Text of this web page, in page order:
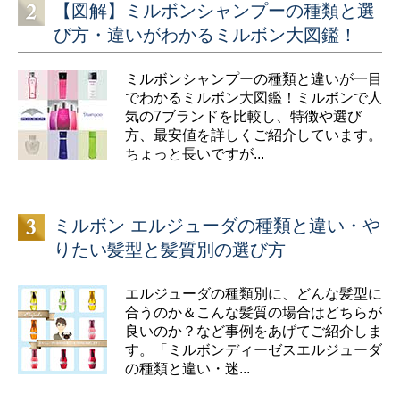
【図解】ミルボンシャンプーの種類と選
び方・違いがわかるミルボン大図鑑！
ミルボンシャンプーの種類と違いが一目
でわかるミルボン大図鑑！ミルボンで人
気の7ブランドを比較し、特徴や選び
方、最安値を詳しくご紹介しています。
ちょっと長いですが...
ミルボン エルジューダの種類と違い・や
りたい髪型と髪質別の選び方
エルジューダの種類別に、どんな髪型に
合うのか＆こんな髪質の場合はどちらが
良いのか？など事例をあげてご紹介しま
す。「ミルボンディーゼスエルジューダ
の種類と違い・迷...